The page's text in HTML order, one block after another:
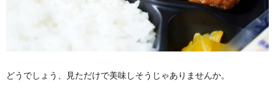
どうでしょう、見ただけで美味しそうじゃありませんか。